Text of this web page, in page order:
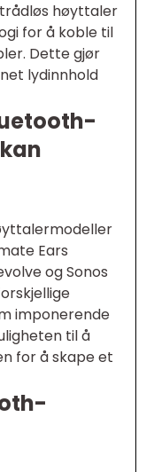
høyttaler
for å koble til
Dette gjør
lydinnhold
Ears
og Sonos
imponerende
til å
for å skape et